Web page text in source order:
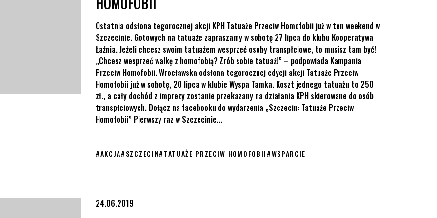
Ostatnia odsłona tegorocznej akcji KPH Tatuaże Przeciw Homofobii już w ten weekend w
Szczecinie. Gotowych na tatuaże zapraszamy w sobotę 27 lipca do klubu Kooperatywa
Łaźnia. Jeżeli chcesz swoim tatuażem wesprzeć osoby transpłciowe, to musisz tam być!
„Chcesz wesprzeć walkę z homofobią? Zrób sobie tatuaż!” – podpowiada Kampania
Przeciw Homofobii. Wrocławska odsłona tegorocznej edycji akcji Tatuaże Przeciw
Homofobii już w sobotę, 20 lipca w klubie Wyspa Tamka. Koszt jednego tatuażu to 250
zł., a cały dochód z imprezy zostanie przekazany na działania KPH skierowane do osób
transpłciowych. Dołącz na facebooku do wydarzenia „Szczecin: Tatuaże Przeciw
Homofobii” Pierwszy raz w Szczecinie...
#AKCJA#SZCZECIN#TATUAŻE PRZECIW HOMOFOBII#WSPARCIE
24.06.2019